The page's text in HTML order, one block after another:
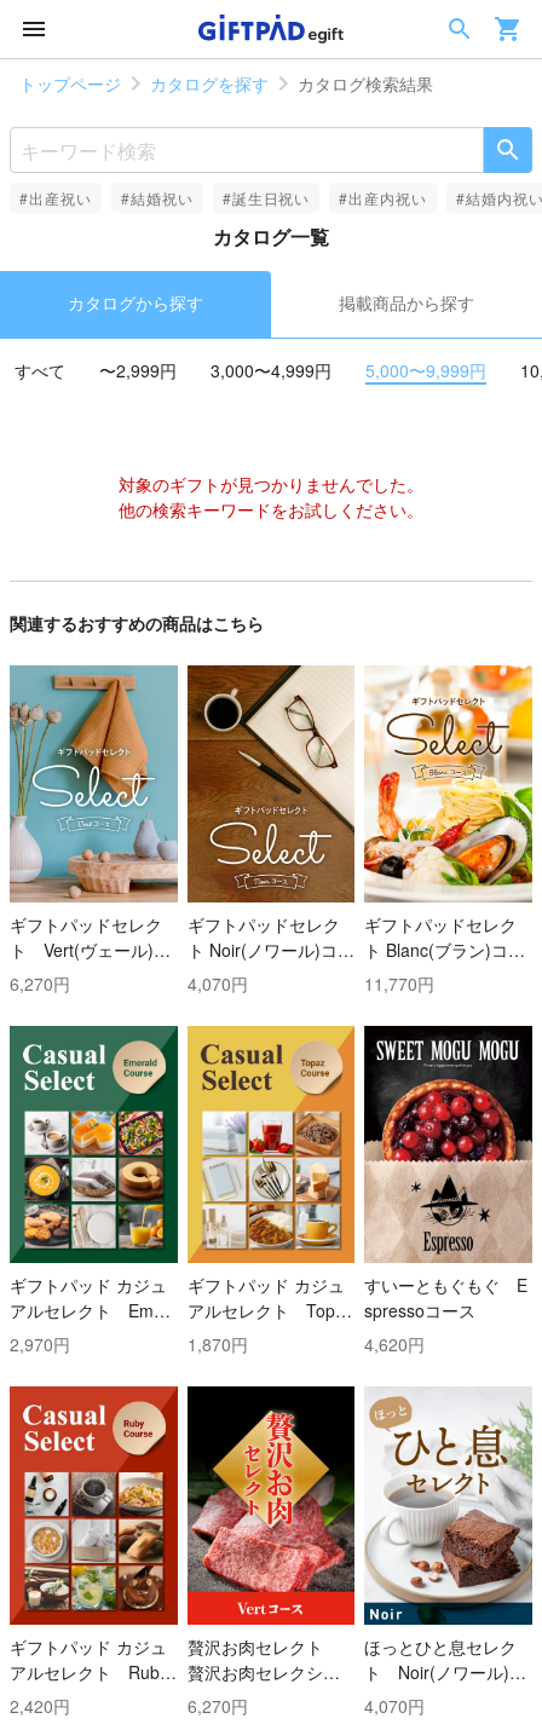
トップページ カタログを探す カタログ検索結果
#出産祝い #結婚祝い #誕生日祝い #出産内祝い #結婚内祝
カタログ一覧
カタログから探す 掲載商品から探す
すべて 〜2,999円 3,000〜4,999円 5,000〜9,999円
対象のギフトが見つかりませんでした。
他の検索キーワードをお試しください。
関連するおすすめの商品はこちら
ギフトパッドセレク
ト Vert(ヴェール)コ
ース
6,270円
ギフトパッドセレク
ト Noir(ノワール)コー
ス
4,070円
ギフトパッドセレク
ト Blanc(ブラン)コー
ス
11,770円
ギフトパッド カジュ
アルセレクト Emer
ald(エメラルド)コー
ス
2,970円
ギフトパッド カジュ
アルセレクト Topaz
(トパーズ)コース
1,870円
すいーともぐもぐ E
spressoコース
4,620円
ギフトパッド カジュ
アルセレクト Ruby
(ルビー)コース
2,420円
贅沢お肉セレクト
贅沢お肉セレクショ
ン 5000円コース
6,270円
ほっとひと息セレク
ト Noir(ノワール)コ
ース
4,070円